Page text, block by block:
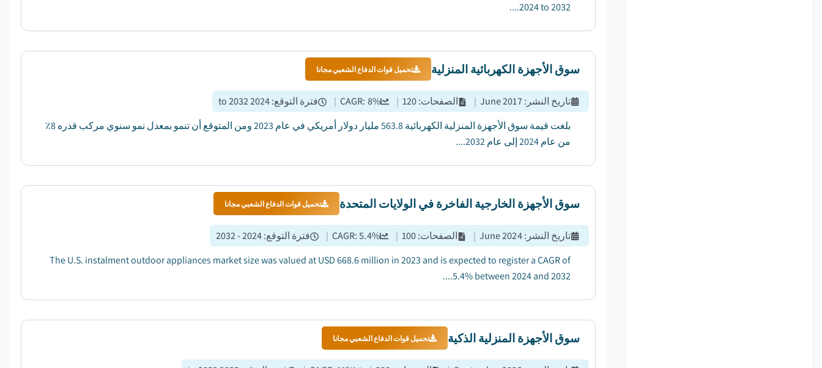
2024 to 2032....
سوق الأجهزة الكهربائية المنزلية تحميل قوات الدفاع الشعبي مجانا
تاريخ النشر :
June 2017
| الصفحات:
120
|
CAGR: 8%
| فترة التوقع:
2024 to 2032
بلغت قيمة سوق الأجهزة المنزلية الكهربائية 563.8 مليار دولار أمريكي في عام 2023 ومن المتوقع أن تنمو بمعدل نمو سنوي مركب قدره 8٪
من عام 2024 إلى عام 2032....
سوق الأجهزة الخارجية الفاخرة في الولايات المتحدة تحميل قوات الدفاع الشعبي مجانا
تاريخ النشر :
June 2024
| الصفحات:
100
|
CAGR:5.4%
| فترة التوقع:
2024 - 2032
The U.S. instalment outdoor appliances market size was valued at USD 668.6 million in 2023 and is expected to register a CAGR of
5.4% between 2024 and 2032....
سوق الأجهزة المنزلية الذكية تحميل قوات الدفاع الشعبي مجانا